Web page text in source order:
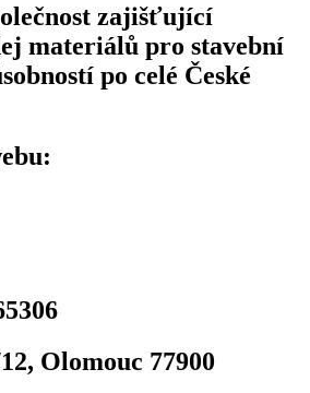
zajišťující
materiálů pro stavební
po celé České
Olomouc 77900